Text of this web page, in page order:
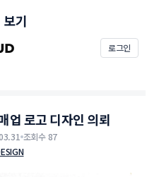
로그인
기
업 로고 디자인 의뢰
조회수 87